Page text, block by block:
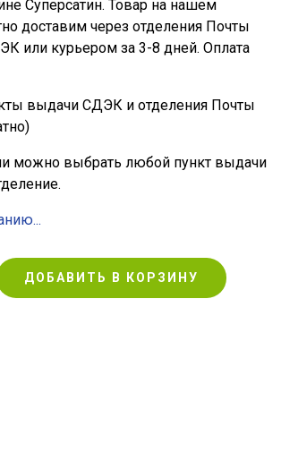
Суперсатин. Товар на нашем
доставим через отделения Почты
или курьером за 3-8 дней. Оплата
выдачи СДЭК и отделения Почты
можно выбрать любой пункт выдачи
ДОБАВИТЬ В КОРЗИНУ